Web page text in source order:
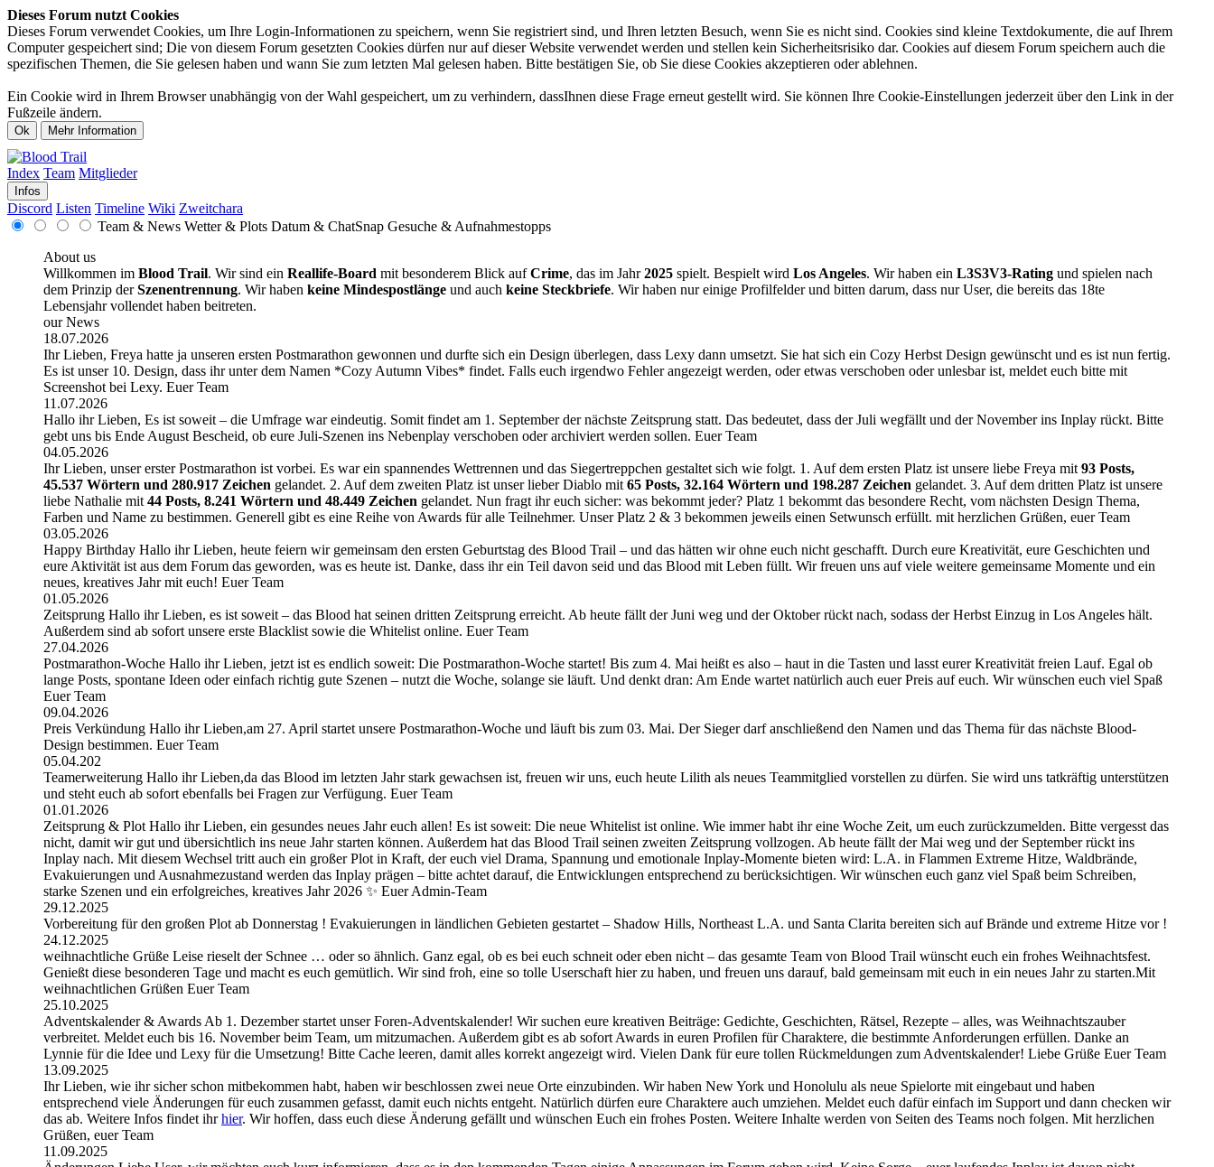
Dieses Forum nutzt Cookies
Dieses Forum verwendet Cookies, um Ihre Login-Informationen zu speichern, wenn Sie registriert sind, und Ihren letzten Besuch, wenn Sie es nicht sind. Cookies sind kleine Textdokumente, die auf Ihrem
Computer gespeichert sind; Die von diesem Forum gesetzten Cookies dürfen nur auf dieser Website verwendet werden und stellen kein Sicherheitsrisiko dar. Cookies auf diesem Forum speichern auch die
spezifischen Themen, die Sie gelesen haben und wann Sie zum letzten Mal gelesen haben. Bitte bestätigen Sie, ob Sie diese Cookies akzeptieren oder ablehnen.
Ein Cookie wird in Ihrem Browser unabhängig von der Wahl gespeichert, um zu verhindern, dassIhnen diese Frage erneut gestellt wird. Sie können Ihre Cookie-Einstellungen jederzeit über den Link in der
Fußzeile ändern.
Index Team Mitglieder
Infos
Discord Listen Timeline Wiki Zweitchara
Team & News Wetter & Plots Datum & ChatSnap Gesuche & Aufnahmestopps
About us
Willkommen im Blood Trail. Wir sind ein Reallife-Board mit besonderem Blick aufCrime, das im Jahr2025 spielt. Bespielt wird Los Angeles. Wir haben ein L3S3V3-Rating und spielen nach
dem Prinzip derSzenentrennung. Wir haben keine Mindespostlänge und auch keine Steckbriefe. Wir haben nur einige Profilfelder und bitten darum, dass nur User, die bereits das 18te
Lebensjahr vollendet haben beitreten.
our News
18.07.2026
Ihr Lieben, Freya hatte ja unseren ersten Postmarathon gewonnen und durfte sich ein Design überlegen, dass Lexy dann umsetzt. Sie hat sich ein Cozy Herbst Design gewünscht und es ist nun fertig.
Es ist unser 10. Design, dass ihr unter dem Namen *Cozy Autumn Vibes* findet. Falls euch irgendwo Fehler angezeigt werden, oder etwas verschoben oder unlesbar ist, meldet euch bitte mit
Screenshot bei Lexy. Euer Team
11.07.2026
Hallo ihr Lieben, Es ist soweit – die Umfrage war eindeutig. Somit findet am 1. September der nächste Zeitsprung statt. Das bedeutet, dass der Juli wegfällt und der November ins Inplay rückt. Bitte
gebt uns bis Ende August Bescheid, ob eure Juli-Szenen ins Nebenplay verschoben oder archiviert werden sollen. Euer Team
04.05.2026
Ihr Lieben, unser erster Postmarathon ist vorbei. Es war ein spannendes Wettrennen und das Siegertreppchen gestaltet sich wie folgt. 1. Auf dem ersten Platz ist unsere liebe Freya mit 93 Posts,
45.537 Wörtern und 280.917 Zeichen gelandet. 2. Auf dem zweiten Platz ist unser lieber Diablo mit 65 Posts, 32.164 Wörtern und 198.287 Zeichen gelandet. 3. Auf dem dritten Platz ist unsere
liebe Nathalie mit 44 Posts, 8.241 Wörtern und 48.449 Zeichen gelandet. Nun fragt ihr euch sicher: was bekommt jeder? Platz 1 bekommt das besondere Recht, vom nächsten Design Thema,
Farben und Name zu bestimmen. Generell gibt es eine Reihe von Awards für alle Teilnehmer. Unser Platz 2 & 3 bekommen jeweils einen Setwunsch erfüllt. mit herzlichen Grüßen, euer Team
03.05.2026
Happy Birthday Hallo ihr Lieben, heute feiern wir gemeinsam den ersten Geburtstag des Blood Trail – und das hätten wir ohne euch nicht geschafft. Durch eure Kreativität, eure Geschichten und
eure Aktivität ist aus dem Forum das geworden, was es heute ist. Danke, dass ihr ein Teil davon seid und das Blood mit Leben füllt. Wir freuen uns auf viele weitere gemeinsame Momente und ein
neues, kreatives Jahr mit euch! Euer Team
01.05.2026
Zeitsprung Hallo ihr Lieben, es ist soweit – das Blood hat seinen dritten Zeitsprung erreicht. Ab heute fällt der Juni weg und der Oktober rückt nach, sodass der Herbst Einzug in Los Angeles hält.
Außerdem sind ab sofort unsere erste Blacklist sowie die Whitelist online. Euer Team
27.04.2026
Postmarathon-Woche Hallo ihr Lieben, jetzt ist es endlich soweit: Die Postmarathon-Woche startet! Bis zum 4. Mai heißt es also – haut in die Tasten und lasst eurer Kreativität freien Lauf. Egal ob
lange Posts, spontane Ideen oder einfach richtig gute Szenen – nutzt die Woche, solange sie läuft. Und denkt dran: Am Ende wartet natürlich auch euer Preis auf euch. Wir wünschen euch viel Spaß
Euer Team
09.04.2026
Preis Verkündung Hallo ihr Lieben,am 27. April startet unsere Postmarathon-Woche und läuft bis zum 03. Mai. Der Sieger darf anschließend den Namen und das Thema für das nächste Blood-
Design bestimmen. Euer Team
05.04.202
Teamerweiterung Hallo ihr Lieben,da das Blood im letzten Jahr stark gewachsen ist, freuen wir uns, euch heute Lilith als neues Teammitglied vorstellen zu dürfen. Sie wird uns tatkräftig unterstützen
und steht euch ab sofort ebenfalls bei Fragen zur Verfügung. Euer Team
01.01.2026
Zeitsprung & Plot Hallo ihr Lieben, ein gesundes neues Jahr euch allen! Es ist soweit: Die neue Whitelist ist online. Wie immer habt ihr eine Woche Zeit, um euch zurückzumelden. Bitte vergesst das
nicht, damit wir gut und übersichtlich ins neue Jahr starten können. Außerdem hat das Blood Trail seinen zweiten Zeitsprung vollzogen. Ab heute fällt der Mai weg und der September rückt ins
Inplay nach. Mit diesem Wechsel tritt auch ein großer Plot in Kraft, der euch viel Drama, Spannung und emotionale Inplay-Momente bieten wird: L.A. in Flammen Extreme Hitze, Waldbrände,
Evakuierungen und Ausnahmezustand werden das Inplay prägen – bitte achtet darauf, die Entwicklungen entsprechend zu berücksichtigen. Wir wünschen euch ganz viel Spaß beim Schreiben,
starke Szenen und ein erfolgreiches, kreatives Jahr 2026 ✨ Euer Admin-Team
29.12.2025
Vorbereitung für den großen Plot ab Donnerstag ! Evakuierungen in ländlichen Gebieten gestartet – Shadow Hills, Northeast L.A. und Santa Clarita bereiten sich auf Brände und extreme Hitze vor !
24.12.2025
weihnachtliche Grüße Leise rieselt der Schnee … oder so ähnlich. Ganz egal, ob es bei euch schneit oder eben nicht – das gesamte Team von Blood Trail wünscht euch ein frohes Weihnachtsfest.
Genießt diese besonderen Tage und macht es euch gemütlich. Wir sind froh, eine so tolle Userschaft hier zu haben, und freuen uns darauf, bald gemeinsam mit euch in ein neues Jahr zu starten.Mit
weihnachtlichen Grüßen Euer Team
25.10.2025
Adventskalender & Awards Ab 1. Dezember startet unser Foren-Adventskalender! Wir suchen eure kreativen Beiträge: Gedichte, Geschichten, Rätsel, Rezepte – alles, was Weihnachtszauber
verbreitet. Meldet euch bis 16. November beim Team, um mitzumachen. Außerdem gibt es ab sofort Awards in euren Profilen für Charaktere, die bestimmte Anforderungen erfüllen. Danke an
Lynnie für die Idee und Lexy für die Umsetzung! Bitte Cache leeren, damit alles korrekt angezeigt wird. Vielen Dank für eure tollen Rückmeldungen zum Adventskalender! Liebe Grüße Euer Team
13.09.2025
Ihr Lieben, wie ihr sicher schon mitbekommen habt, haben wir beschlossen zwei neue Orte einzubinden. Wir haben New York und Honolulu als neue Spielorte mit eingebaut und haben
entsprechend viele Änderungen für euch zusammen gefasst, damit euch nichts entgeht. Natürlich dürfen eure Charaktere auch umziehen. Meldet euch dafür einfach im Support und dann checken wir
das ab. Weitere Infos findet ihrhier. Wir hoffen, dass euch diese Änderung gefällt und wünschen Euch ein frohes Posten. Weitere Inhalte werden von Seiten des Teams noch folgen. Mit herzlichen
Grüßen, euer Team
11.09.2025